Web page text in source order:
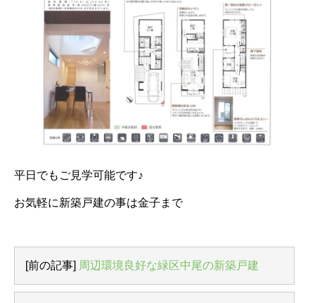
平日でもご見学可能です♪
お気軽に新築戸建の事は金子まで
[前の記事] 周辺環境良好な緑区中尾の新築戸建